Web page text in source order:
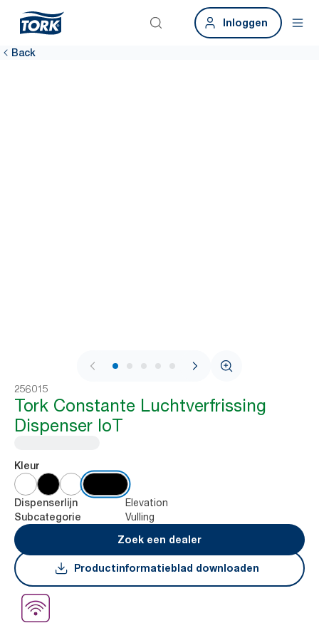
Inloggen
Back
1 / 7
256015
Tork Constante Luchtverfrissing
Dispenser IoT
Kleur
Dispenserlijn Elevation
Subcategorie
Vulling
Zoek een dealer
Productinformatieblad downloaden